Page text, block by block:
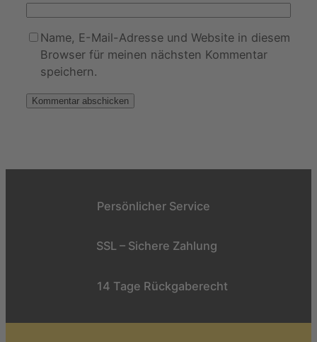
Name, E-Mail-Adresse und Website in diesem
Browser für meinen nächsten Kommentar
speichern.
Persönlicher Service
SSL – Sichere Zahlung
14 Tage Rückgaberecht